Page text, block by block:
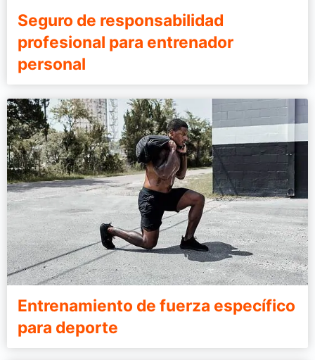
Seguro de responsabilidad
profesional para entrenador
personal
Entrenamiento de fuerza específico
para deporte